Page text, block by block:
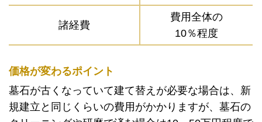
諸経費
費用全体の
10％程度
価格が変わるポイント
墓石が古くなっていて建て替えが必要な場合は、新
規建立と同じくらいの費用がかかりますが、墓石の